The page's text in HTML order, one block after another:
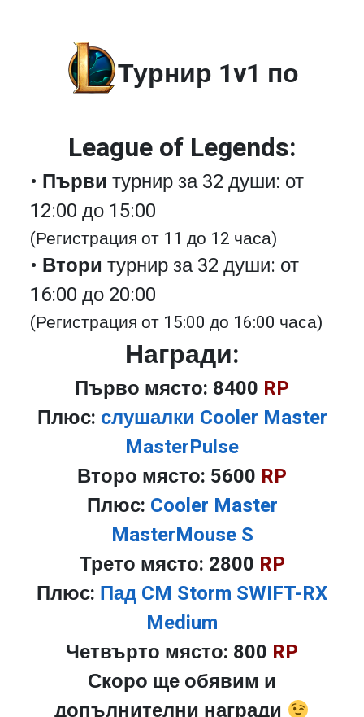
Турнир 1v1 по
League of Legends:
• Първи турнир за 32 души: от
12:00 до 15:00
(Регистрация от 11 до 12 часа)
• Втори турнир за 32 души: от
16:00 до 20:00
(Регистрация от 15:00 до 16:00 часа)
Награди:
Първо място: 8400 RP
Плюс: слушалки Cooler Master
MasterPulse
Второ място: 5600 RP
Плюс: Cooler Master
MasterMouse S
Трето място: 2800 RP
Плюс: Пад CM Storm SWIFT-RX
Medium
Четвърто място: 800 RP
Скоро ще обявим и
допълнителни награди